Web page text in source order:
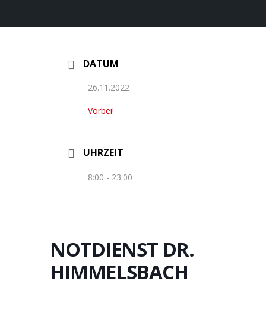
DATUM
26.11.2022
Vorbei!
UHRZEIT
8:00 - 23:00
NOTDIENST DR.
HIMMELSBACH